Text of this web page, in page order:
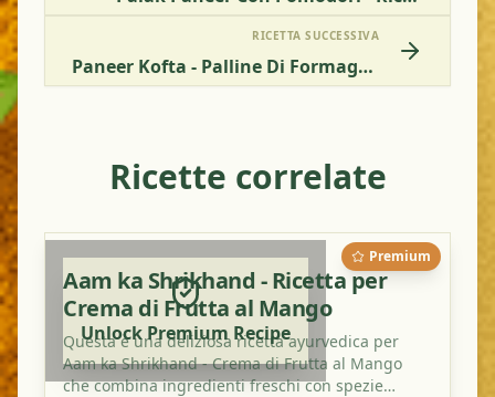
RICETTA SUCCESSIVA
Paneer Kofta - Palline Di Formaggio Indiano In Una Deliziosa Salsa Cremosa
Ricette correlate
Premium
Unlock Premium Recipe
Aam ka Shrikhand - Ricetta per
Crema di Frutta al Mango
Questa è una deliziosa ricetta ayurvedica per
Aam ka Shrikhand - Crema di Frutta al Mango
che combina ingredienti freschi con spezie